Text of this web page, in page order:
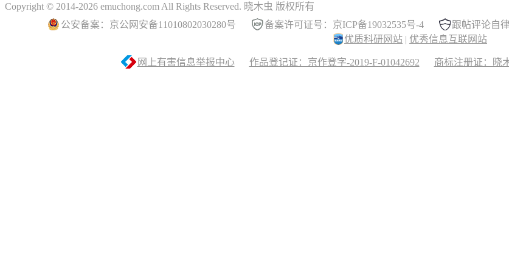
Copyright © 2014-2026 emuchong.com All Rights Reserved. 晓木虫 版权所有
公安备案：京公网安备11010802030280号
备案许可证号：京ICP备19032535号-4
跟帖评论自
优质科研网站 | 优秀信息互联网站
网上有害信息举报中心 作品登记证：京作登字-2019-F-01042692 商标注册证：晓